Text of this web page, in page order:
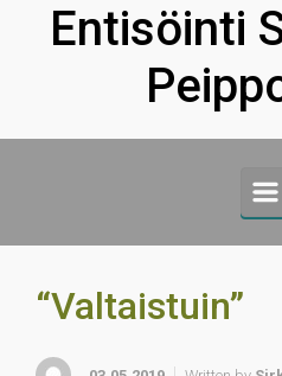
Entisöinti
“Valtaistuin”